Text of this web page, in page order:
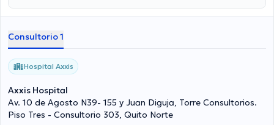
Prepagada, Saludsa son aceptadas.
Consultorio 1
Hospital Axxis
Axxis Hospital
Av. 10 de Agosto N39- 155 y Juan Diguja, Torre Consultorios.
Piso Tres - Consultorio 303, Quito Norte